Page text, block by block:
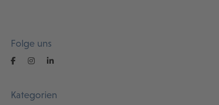
Folge uns
Kategorien